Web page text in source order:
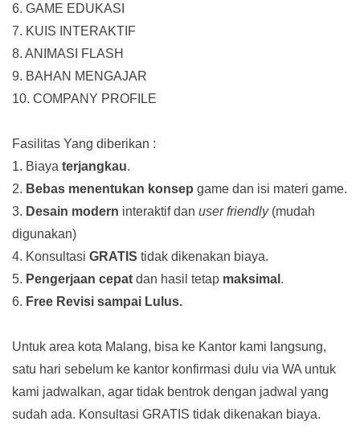
6. GAME EDUKASI
7. KUIS INTERAKTIF
8. ANIMASI FLASH
9. BAHAN MENGAJAR
10. COMPANY PROFILE
Fasilitas Yang diberikan :
1. Biaya terjangkau.
2. Bebas menentukan konsep game dan isi materi game.
3. Desain modern interaktif dan user friendly(mudah
digunakan)
4. Konsultasi GRATIS tidak dikenakan biaya.
5. Pengerjaan cepat dan hasil tetap maksimal .
6. Free Revisi sampai Lulus.
Untuk area kota Malang, bisa ke Kantor kami langsung,
satu hari sebelum ke kantor konfirmasi dulu via WA untuk
kami jadwalkan, agar tidak bentrok dengan jadwal yang
sudah ada. Konsultasi GRATIS tidak dikenakan biaya.